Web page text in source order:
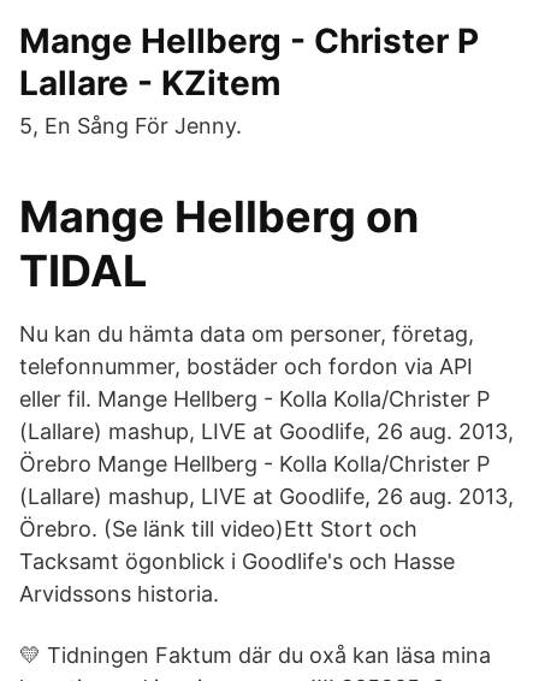
Mange Hellberg - Christer P
Lallare - KZitem
5, En Sång För Jenny.
Mange Hellberg on
TIDAL
Nu kan du hämta data om personer, företag,
telefonnummer, bostäder och fordon via API
eller fil. Mange Hellberg - Kolla Kolla/Christer P
(Lallare) mashup, LIVE at Goodlife, 26 aug. 2013,
Örebro Mange Hellberg - Kolla Kolla/Christer P
(Lallare) mashup, LIVE at Goodlife, 26 aug. 2013,
Örebro. (Se länk till video)Ett Stort och
Tacksamt ögonblick i Goodlife's och Hasse
Arvidssons historia.
💛 Tidningen Faktum där du oxå kan läsa mina